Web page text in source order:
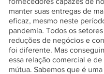
manter suas entregas de
eficaz, mesmo neste
pandemia. Todos os
reduções de negócios e
foi diferente. Mas
essa relação comercial e de
mútua. Sabemos que é